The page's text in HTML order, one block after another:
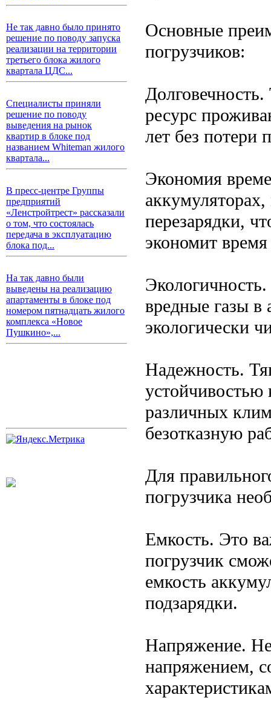
Не так давно было принято
решение по поводу запуска
реализации на территории
третьего блока жилого
квартала ЦДС...
Специалисты приняли
решение по поводу
выведения на рынок
квартир в блоке под
названием Whiteman жилого
квартала...
В пресс-центре Группы
предприятий
«Ленстройтрест» рассказали
о том, что состоялась
передача в эксплуатацию
блока под...
На так давно были
выведены на реализацию
апартаменты в блоке под
номером пятнадцать жилого
комплекса «Новое
Пушкино»,...
Основные
погрузчиков:
ресурс
лет без потери
Экономия
перезарядки,
экономит
вредные газы в
экологически
Надежность.
устойчивостью
различных
безотказную
Для
погрузчика
Емкость. Это
погрузчик
емкость
подзарядки.
Напряжение.
напряжением,